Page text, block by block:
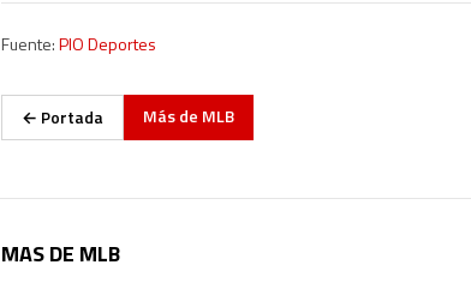
Fuente:PIO Deportes
← Portada Más de MLB
MAS DE MLB